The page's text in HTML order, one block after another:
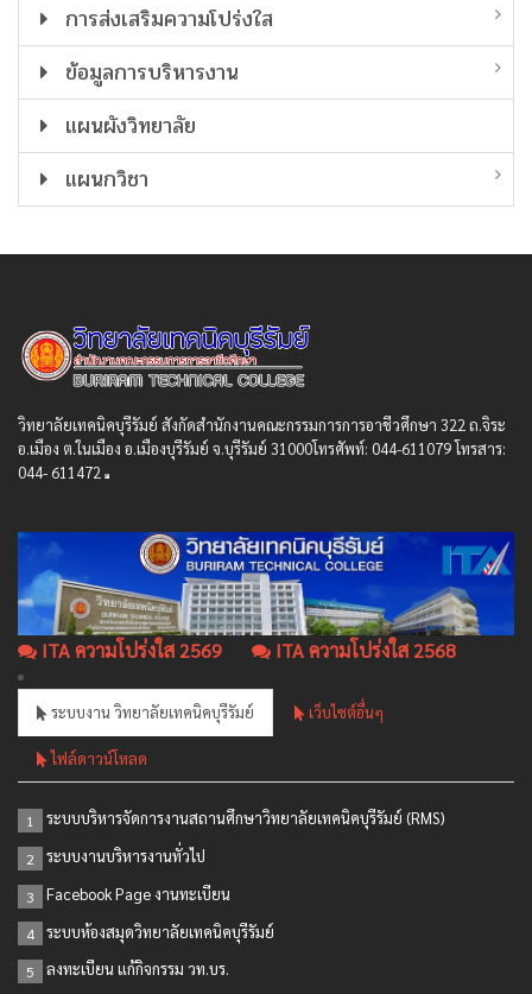
การส่งเสริมความโปร่งใส
ข้อมูลการบริหารงาน
แผนผังวิทยาลัย
แผนกวิชา
วิทยาลัยเทคนิคบุรีรัมย์ สังกัดสํานักงานคณะกรรมการการอาชีวศึกษา 322 ถ.จิระ
อ.เมือง ต.ในเมือง อ.เมืองบุรีรัมย์ จ.บุรีรัมย์ 31000โทรศัพท์: 044-611079 โทรสาร:
044- 611472
ITA ความโปร่งใส 2569 ITA ความโปร่งใส 2568
ระบบงาน วิทยาลัยเทคนิคบุรีรัมย์ เว็บไซต์อื่นๆ
ไฟล์ดาวน์โหลด
1 ระบบบริหารจัดการงานสถานศึกษาวิทยาลัยเทคนิคบุรีรัมย์ (RMS)
2 ระบบงานบริหารงานทั่วไป
3 Facebook Page งานทะเบียน
4 ระบบห้องสมุดวิทยาลัยเทคนิคบุรีรัมย์
5 ลงทะเบียน แก้กิจกรรม วท.บร.